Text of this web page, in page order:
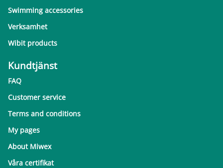
Swimming accessories
Verksamhet
Wibit products
Kundtjänst
FAQ
Customer service
Terms and conditions
My pages
About Miwex
Våra certifikat